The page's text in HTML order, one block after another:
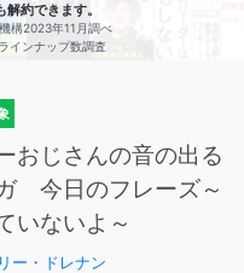
約できます。
構2023年11月調べ
インナップ数調査
おじさんの音の出る
今日のフレーズ～
いないよ～
ー・ドレナン